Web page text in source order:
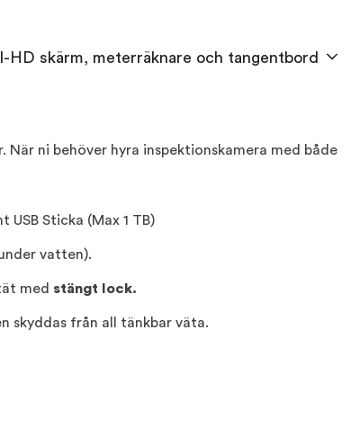
HD skärm, meterräknare och tangentbord
ni behöver hyra inspektionskamera med både
USB Sticka (Max 1 TB)
vatten).
med stängt lock.
skyddas från all tänkbar väta.